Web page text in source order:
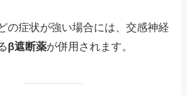
の症状が強い場合には、交感神経
β遮断薬が併用されます。